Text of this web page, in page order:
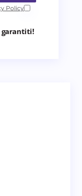
Policy
garantiti!